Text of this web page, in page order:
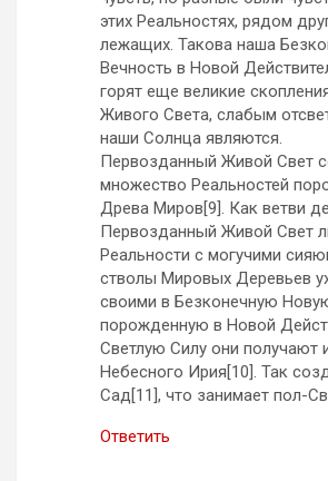
этих Реальностях, рядом
лежащих. Такова наша
Вечность в Новой
горят еще великие
Живого Света, слабым
наши Солнца являются.
Первозданный Живой Свет
множество Реальностей
Древа Миров[9]. Как ветви
Первозданный Живой Свет
Реальности с могучими
стволы Мировых Деревьев
своими в Безконечную
порожденную в Новой
Светлую Силу они получают
Небесного Ирия[10]. Так
Сад[11], что занимает пол-
Ответить